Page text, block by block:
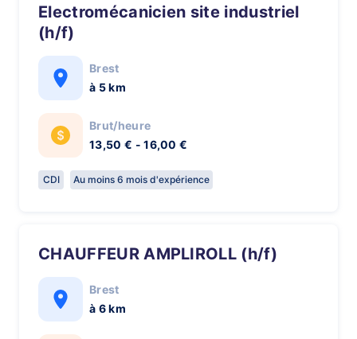
Electromécanicien site industriel
(h/f)
Brest
à 5 km
Brut/heure
13,50 € - 16,00 €
CDI Au moins 6 mois d'expérience
CHAUFFEUR AMPLIROLL (h/f)
Brest
à 6 km